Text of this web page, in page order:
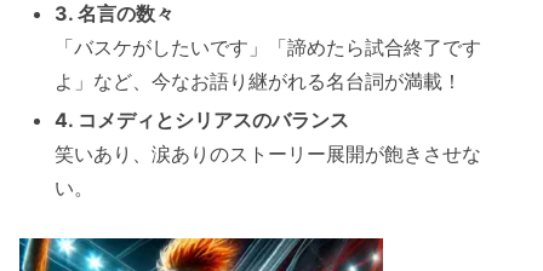
3. 名言の数々
「バスケがしたいです」「諦めたら試合終了です
よ」など、今なお語り継がれる名台詞が満載！
4. コメディとシリアスのバランス
笑いあり、涙ありのストーリー展開が飽きさせな
い。